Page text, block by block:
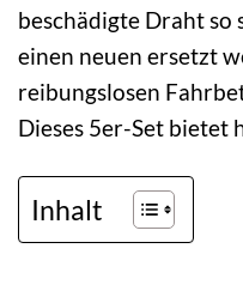
beschädigte Draht so
einen neuen ersetzt
reibungslosen
Dieses 5er-Set bietet
Inhalt